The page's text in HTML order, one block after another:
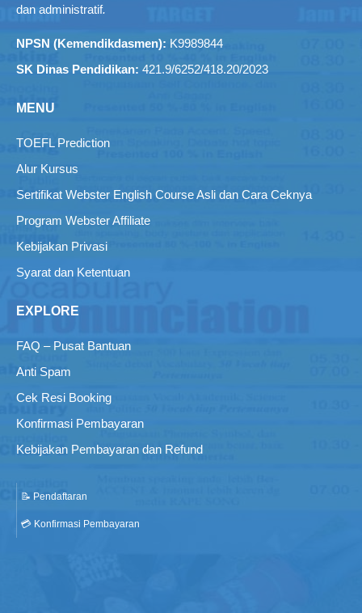
dan administratif.
NPSN (Kemendikdasmen): K9989844
SK Dinas Pendidikan: 421.9/6252/418.20/2023
MENU
TOEFL Prediction
Alur Kursus
Sertifikat Webster English Course Asli dan Cara Ceknya
Program Webster Affiliate
Kebijakan Privasi
Syarat dan Ketentuan
EXPLORE
FAQ – Pusat Bantuan
Anti Spam
Cek Resi Booking
Konfirmasi Pembayaran
Kebijakan Pembayaran dan Refund
📝 Pendaftaran
💳 Konfirmasi Pembayaran